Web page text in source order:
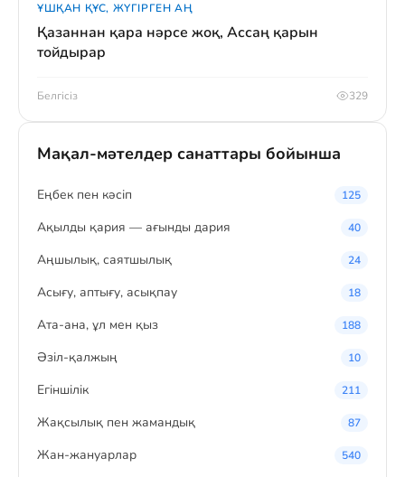
ҰШҚАН ҚҰС, ЖҮГІРГЕН АҢ
Қазаннан қара нәрсе жоқ, Ассаң қарын
тойдырар
Белгісіз 329
Мақал-мәтелдер санаттары бойынша
Eңбек пен кәсіп 125
Ақылды қария — ағынды дария 40
Аңшылық, саятшылық 24
Асығу, аптығу, асықпау 18
Ата-ана, ұл мен қыз 188
Әзіл-қалжың 10
Егіншілік 211
Жақсылық пен жамандық 87
Жан-жануарлар 540